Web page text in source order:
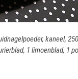
kaneel,
1 limoenblad, 1